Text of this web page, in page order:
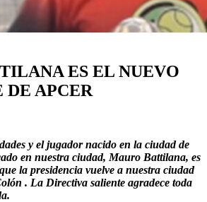
ES EL NUEVO
DE APCER
y el jugador nacido en la ciudad de
en nuestra ciudad, Mauro Battilana, es
la presidencia vuelve a nuestra ciudad
. La Directiva saliente agradece toda